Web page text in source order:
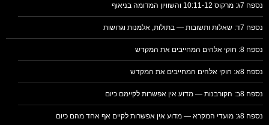
נספח 7ג: מרקוס 10:11-12 והשוויון המדומה בניאוף
נספח 7ד: שאלות ותשובות — בתולות, אלמנות וגרושות
נספח 8: חוקי אלהים המחייבים את המקדש
נספח 8א: חוקי אלהים המחייבים את המקדש
נספח 8ב: הקורבנות — מדוע אין אפשרות לקיימם כיום
נספח 8ג: מועדי המקרא — מדוע אין אפשרות לקיים אף אחד מהם כיום